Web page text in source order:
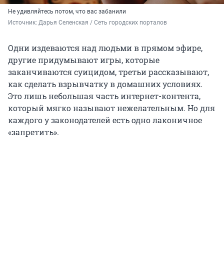
Не удивляйтесь потом, что вас забанили
Источник: Дарья Селенская / Сеть городских порталов
Одни издеваются над людьми в прямом эфире,
другие придумывают игры, которые
заканчиваются суицидом, третьи рассказывают,
как сделать взрывчатку в домашних условиях.
Это лишь небольшая часть интернет-контента,
который мягко называют нежелательным. Но для
каждого у законодателей есть одно лаконичное
«запретить».